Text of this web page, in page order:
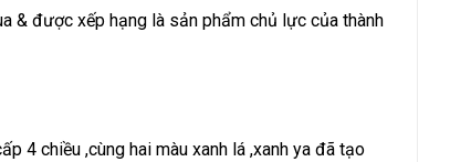
& được xếp hạng là sản phẩm chủ lực của thành
4 chiều ,cùng hai màu xanh lá ,xanh ya đã tạo